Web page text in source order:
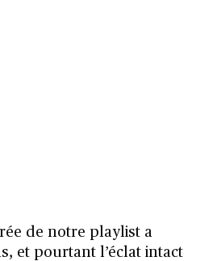
de notre playlist a
et pourtant l’éclat intact